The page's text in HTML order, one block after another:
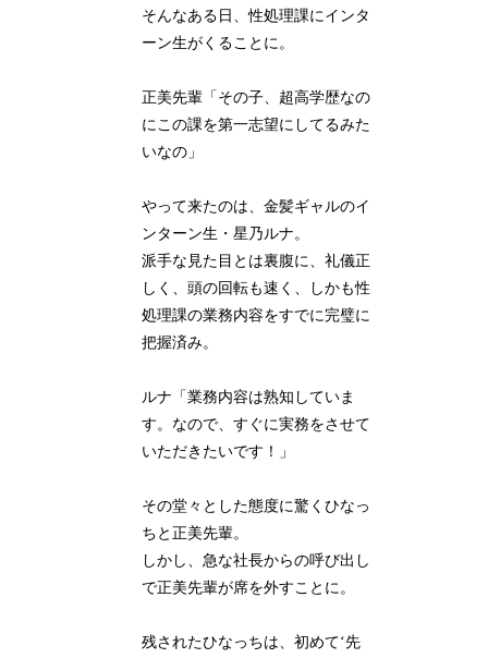
そんなある日、性処理課にインタ
ーン生がくることに。
正美先輩「その子、超高学歴なの
にこの課を第一志望にしてるみた
いなの」
やって来たのは、金髪ギャルのイ
ンターン生・星乃ルナ。
派手な見た目とは裏腹に、礼儀正
しく、頭の回転も速く、しかも性
処理課の業務内容をすでに完璧に
把握済み。
ルナ「業務内容は熟知していま
す。なので、すぐに実務をさせて
いただきたいです！」
その堂々とした態度に驚くひなっ
ちと正美先輩。
しかし、急な社長からの呼び出し
で正美先輩が席を外すことに。
残されたひなっちは、初めて‘先